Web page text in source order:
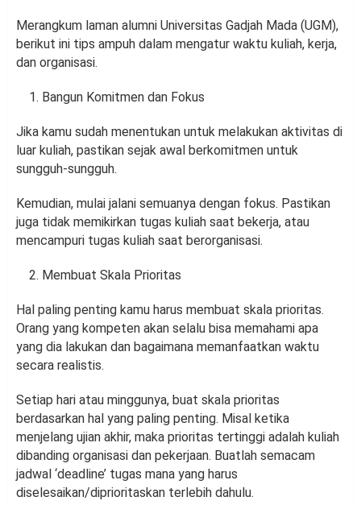
Merangkum laman alumni Universitas Gadjah Mada (UGM),
berikut ini tips ampuh dalam mengatur waktu kuliah, kerja,
dan organisasi.
Bangun Komitmen dan Fokus
Jika kamu sudah menentukan untuk melakukan aktivitas di
luar kuliah, pastikan sejak awal berkomitmen untuk
sungguh-sungguh.
Kemudian, mulai jalani semuanya dengan fokus. Pastikan
juga tidak memikirkan tugas kuliah saat bekerja, atau
mencampuri tugas kuliah saat berorganisasi.
Membuat Skala Prioritas
Hal paling penting kamu harus membuat skala prioritas.
Orang yang kompeten akan selalu bisa memahami apa
yang dia lakukan dan bagaimana memanfaatkan waktu
secara realistis.
Setiap hari atau minggunya, buat skala prioritas
berdasarkan hal yang paling penting. Misal ketika
menjelang ujian akhir, maka prioritas tertinggi adalah kuliah
dibanding organisasi dan pekerjaan. Buatlah semacam
jadwal ‘deadline’ tugas mana yang harus
diselesaikan/diprioritaskan terlebih dahulu.